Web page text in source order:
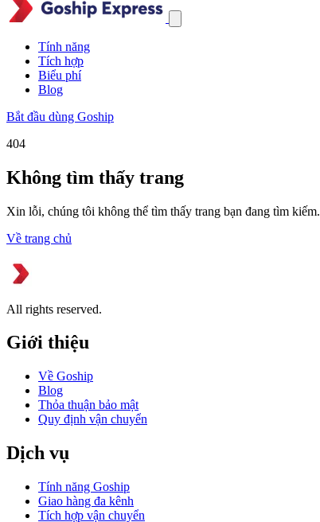
Tính năng
Tích hợp
Biểu phí
Blog
Bắt đầu dùng Goship
404
Không tìm thấy trang
Xin lỗi, chúng tôi không thể tìm thấy trang bạn đang tìm kiếm.
Về trang chủ
All rights reserved.
Giới thiệu
Về Goship
Blog
Thỏa thuận bảo mật
Quy định vận chuyển
Dịch vụ
Tính năng Goship
Giao hàng đa kênh
Tích hợp vận chuyển